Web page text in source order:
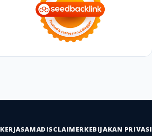
KERJASAMADISCLAIMERKEBIJAKAN PRIVASI